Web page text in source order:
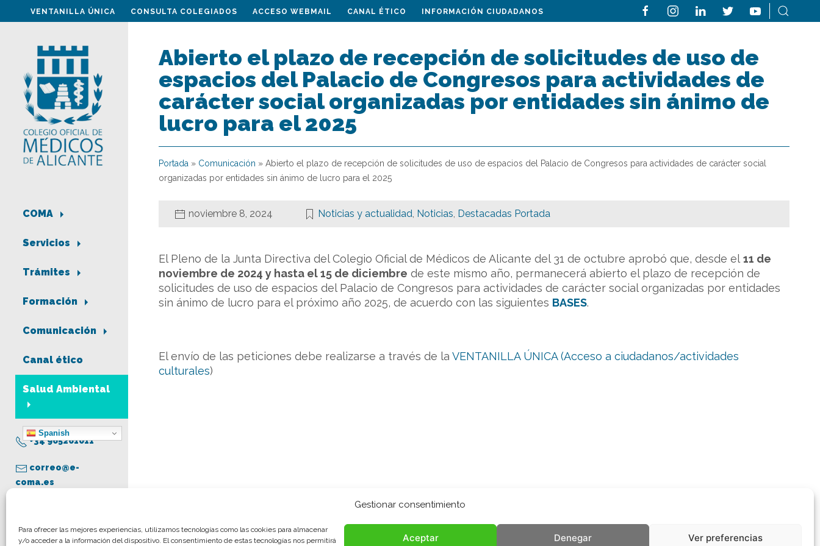
Gestionar consentimiento
Para ofrecer las mejores experiencias, utilizamos tecnologías como las cookies para almacenar
y/o acceder a la información del dispositivo. El consentimiento de estas tecnologías nos permitirá
Aceptar Denegar Ver preferencias
VENTANILLA ÚNICA CONSULTA COLEGIADOS ACCESO WEBMAIL CANAL ÉTICO INFORMACIÓN CIUDADANOS
COMA
Servicios
Trámites
Formación
Comunicación
Canal ético
Salud Ambiental
Spanish
+34 965261011
correo@e-
coma.es
Aviso legal
Abierto el plazo de recepción de solicitudes de uso de
espacios del Palacio de Congresos para actividades de
carácter social organizadas por entidades sin ánimo de
lucro para el 2025
Portada » Comunicación » Abierto el plazo de recepción de solicitudes de uso de espacios del Palacio de Congresos para actividades de carácter social
organizadas por entidades sin ánimo de lucro para el 2025
noviembre 8, 2024 Noticias y actualidad, Noticias, Destacadas Portada
El Pleno de la Junta Directiva del Colegio Oficial de Médicos de Alicante del 31 de octubre aprobó que, desde el 11 de
noviembre de 2024 y hasta el 15 de diciembre de este mismo año, permanecerá abierto el plazo de recepción de
solicitudes de uso de espacios del Palacio de Congresos para actividades de carácter social organizadas por entidades
sin ánimo de lucro para el próximo año 2025, de acuerdo con las siguientes BASES.
El envío de las peticiones debe realizarse a través de la VENTANILLA ÚNICA (Acceso a ciudadanos/actividades
culturales)